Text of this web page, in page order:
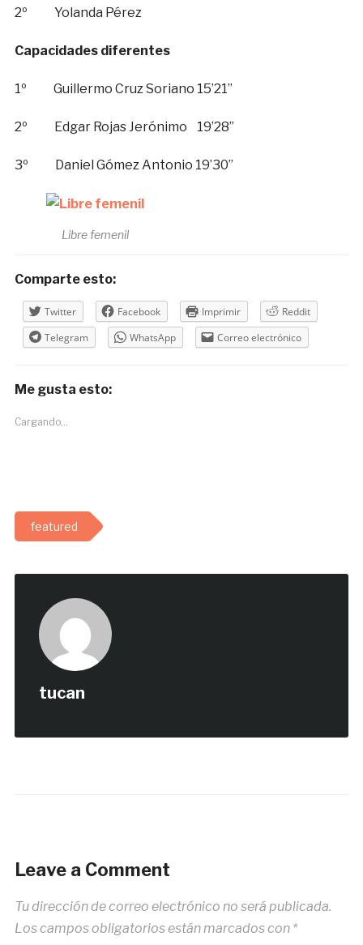
2º Yolanda Pérez
Capacidades diferentes
1º Guillermo Cruz Soriano 15’21”
2º Edgar Rojas Jerónimo 19’28”
3º Daniel Gómez Antonio 19’30”
Libre femenil
Comparte esto:
Twitter Facebook Imprimir
Reddit
Telegram
WhatsApp Correo electrónico
Me gusta esto:
Cargando...
featured
tucan
Leave a Comment
Tu dirección de correo electrónico no será publicada.
Los campos obligatorios están marcados con *